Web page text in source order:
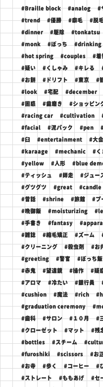
#Braille block #analog #
#trend #優勝 #癖毛 #脱
#dinner #駆除 #tonkatsu
#monk #ぼっち #drinking
#hot spring #couples #着
#疑い #くしゃみ #キレる
#お餅 #ドリフト #東京 #
#look #宅配 #december
#困惑 #歯磨き #ショッピン
#racing car #cultivation
#facial #泥パック #pen
#臼 #entertainment #大会
#karaage #mechanic #く
#yellow #人形 #blue
#ティッシュ #師走 #ジュー
#グツグツ #great #candle
#昔話 #shrine #旅館 #プ
#晩御飯 #moisturizing
#手書き #fantasy
#雑誌 #縮毛矯正 #ズーム
#クリーニング #殺虫剤 #お
#greeting #警官 #ぼっち飯
#赤鬼 #望遠鏡 #操作 #疑
#アロマ #冷たい #銀行員
#cushion #魔法 #rich
#graduation ceremony
#歯科 #サロン #１０月 #
#クローゼット #マット #残
#bottles #スチーム
#furoshiki #scissors #お
#お寺 #歩く #コーヒー #
#ストレート #ももあげ #セ